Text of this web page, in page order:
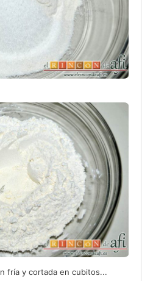
fría y cortada en cubitos...